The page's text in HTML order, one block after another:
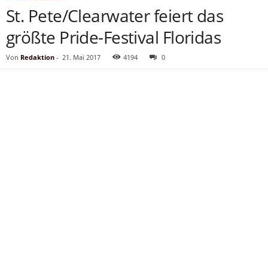
St. Pete/Clearwater feiert das
größte Pride-Festival Floridas
Von Redaktion - 21. Mai 2017 4194 0